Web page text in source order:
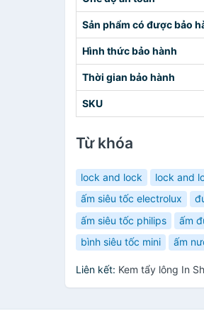
Sản phẩm có được bảo
Hình thức bảo hành
Thời gian bảo hành
SKU
Từ khóa
lock and lock lock and
ấm siêu tốc electrolux
ấm siêu tốc philips
ấm
bình siêu tốc mini
ấm
Liên kết: Kem tẩy lông In